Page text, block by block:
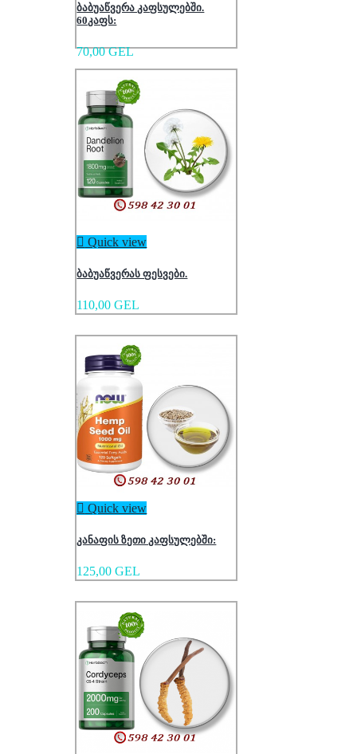
ბაბუაწვერა კაფსულებში.
60კაფს:
70,00 GEL
 Quick view
ბაბუაწვერას ფესვები.
110,00 GEL
 Quick view
კანაფის ზეთი კაფსულებში:
125,00 GEL